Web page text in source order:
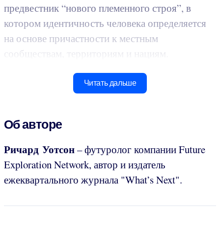
предвестник “нового племенного строя”, в
котором идентичность человека определяется
на основе причастности к местным
сообществам, территориям и нациям.
Читать дальше
Об авторе
Ричард Уотсон– футуролог компании Future
Exploration Network, автор и издатель
ежеквартального журнала "What’s Next".